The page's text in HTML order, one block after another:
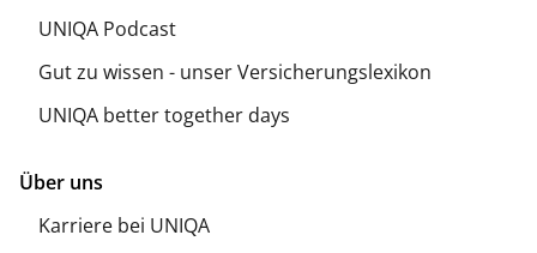
UNIQA Podcast
Gut zu wissen - unser Versicherungslexikon
UNIQA better together days
Über uns
Karriere bei UNIQA